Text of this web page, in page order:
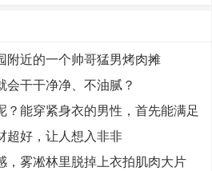
附近的一个帅哥猛男烤肉摊
会干干净净、不油腻？
？能穿紧身衣的男性，首先能满足
超好，让人想入非非
，雾凇林里脱掉上衣拍肌肉大片